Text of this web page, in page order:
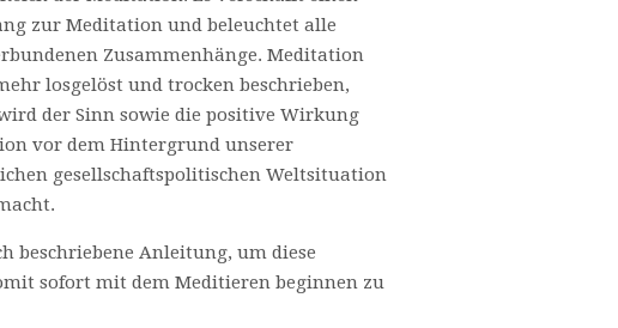
zur Meditation und beleuchtet alle
Zusammenhänge. Meditation
losgelöst und trocken beschrieben,
der Sinn sowie die positive Wirkung
vor dem Hintergrund unserer
gesellschaftspolitischen Weltsituation
beschriebene Anleitung, um diese
sofort mit dem Meditieren beginnen zu